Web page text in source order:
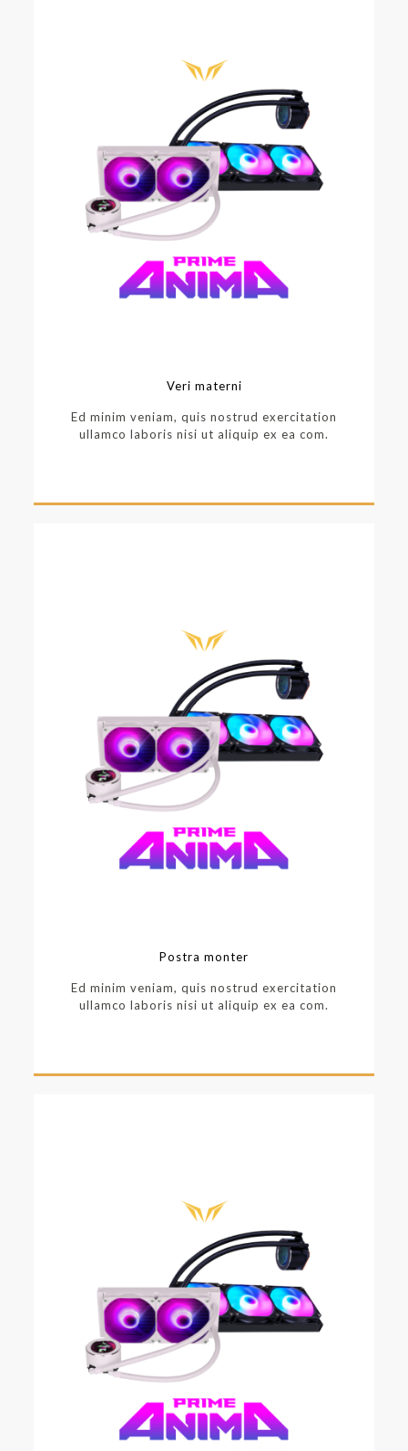
Veri materni
Ed minim veniam, quis nostrud exercitation
ullamco laboris nisi ut aliquip ex ea com.
Postra monter
Ed minim veniam, quis nostrud exercitation
ullamco laboris nisi ut aliquip ex ea com.